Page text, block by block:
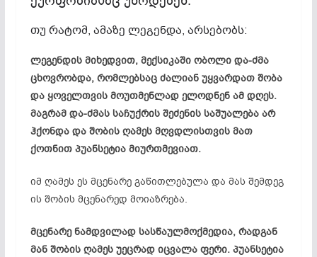
თუ რატომ, ამაზე ლეგენდა, არსებობს:
ლეგენდის მიხედვით, მექსიკაში ობოლი და-ძმა
ცხოვრობდა, რომლებსაც ძალიან უყვარდათ შობა
და ყოველთვის მოუთმენლად ელოდნენ ამ დღეს.
მაგრამ და-ძმას საჩუქრის შეძენის საშუალება არ
ჰქონდა და შობის ღამეს მღვდლისთვის მათ
ქოთნით პუანსეტია მიურთმევიათ.
იმ ღამეს ეს მცენარე გაწითლებულა და მას შემდეგ
ის შობის მცენარედ მოიაზრება.
მცენარე ნამდვილად სასწაულმოქმედია, რადგან
მან შობის ღამეს უეცრად იცვალა ფერი. პუანსეტია